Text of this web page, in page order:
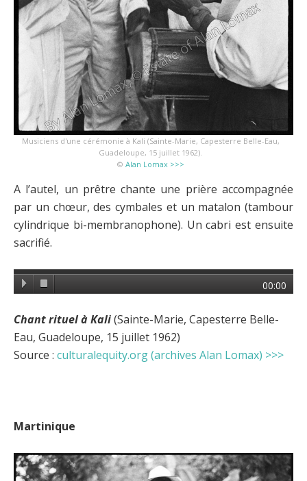
Musiciens d'une cérémonie à Kali (Sainte-Marie, Capesterre Belle-Eau,
Guadeloupe, 15 juillet 1962).
© Alan Lomax >>>
A l’autel, un prêtre chante une prière accompagnée
par un chœur, des cymbales et un matalon (tambour
cylindrique bi-membranophone). Un cabri est ensuite
sacrifié.
00:00
Chant rituel à Kali(Sainte-Marie, Capesterre Belle-
Eau, Guadeloupe, 15 juillet 1962)
Source : culturalequity.org (archives Alan Lomax) >>>
Martinique